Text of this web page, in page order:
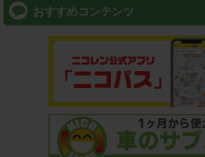
おすすめコンテンツ